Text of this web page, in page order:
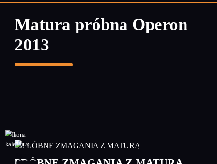
Matura próbna Operon
2013
23